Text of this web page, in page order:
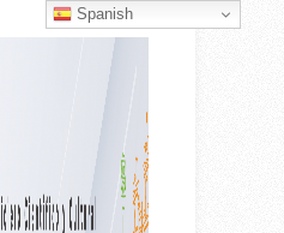
Spanish